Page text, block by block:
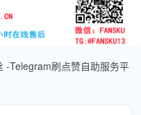
-Telegram刷点赞自助服务平